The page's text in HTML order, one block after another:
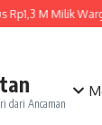
Rp1,3 M Milik
dari Ancaman